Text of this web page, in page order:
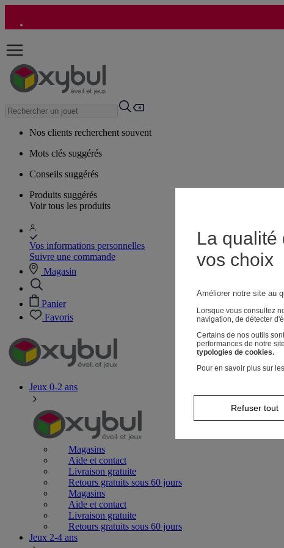
Nos clients recherchent souvent
Mots clés suggérés
Conseils suggérés
Produits suggérés
Voir tous les produits
Vos informations personnelles
Suivre une commande
Magasin
Panier
Favoris
Jeux 0-2 ans
Magasins
Aide et contact
Livraison gratuite
Retours gratuits sous 60 jours
Magasins
Aide et contact
Livraison gratuite
Retours gratuits sous 60 jours
Jeux 2-4 ans
La qualité
vos choix
Améliorer notre site au
Lorsque vous consultez
navigation, de détecter
Certains de nos outils
performances de notre
typologies de cookies.
Pour en savoir plus sur
Refuser tout